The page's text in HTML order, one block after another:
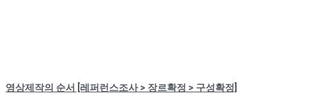
영상제작의 순서 [레퍼런스조사 > 장르확정 > 구성확정]